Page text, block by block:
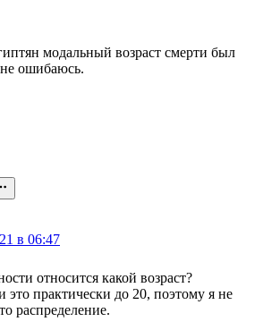
модальный возраст смерти был
не ошибаюсь.
в 06:47
относится какой возраст?
это практически до 20, поэтому я не
распределение.